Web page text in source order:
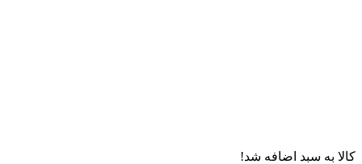
کالا به سبد اضافه شد!